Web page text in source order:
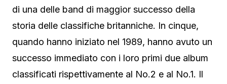
di una delle band di maggior successo della
storia delle classifiche britanniche. In cinque,
quando hanno iniziato nel 1989, hanno avuto un
successo immediato con i loro primi due album
classificati rispettivamente al No.2 e al No.1. Il